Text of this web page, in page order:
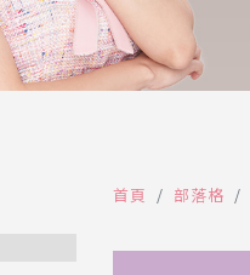
首頁 部落格